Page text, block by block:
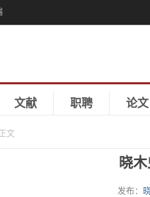
文献 职聘 论文
文
晓
发布：